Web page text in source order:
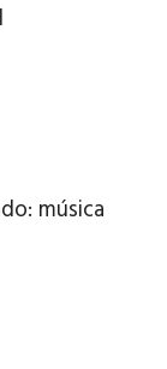
música